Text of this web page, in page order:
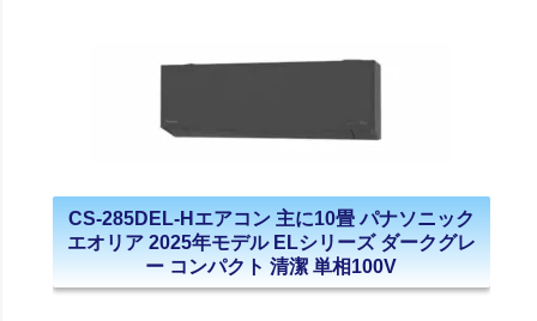
CS-285DEL-Hエアコン 主に10畳 パナソニック
エオリア 2025年モデル ELシリーズ ダークグレ
ー コンパクト 清潔 単相100V